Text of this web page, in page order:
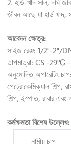
2. হার্ড-খাদ সীল, দীর্ঘ
জীবন আছে যা হার্ড খাদ,
আবেদন ক্ষেত্র:
সাইজ রেঞ্জ: 1/2"-2"/
তাপমাত্রা: CS -
অনুমোদিত অপারেটিং
পেট্রোকেমিক্যাল শিল্প,
শিল্প, ইস্পাত, রাবার
কর্মক্ষমতা বিশেষ উল্লেখ: